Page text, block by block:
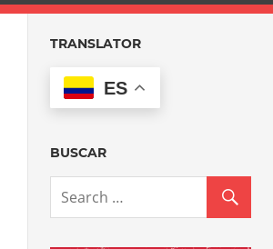
TRANSLATOR
ES
BUSCAR